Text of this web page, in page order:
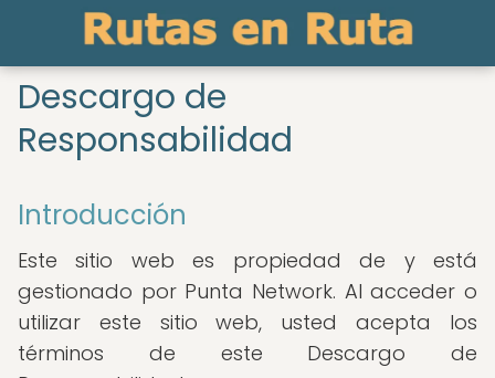
Descargo de
Responsabilidad
Introducción
Este sitio web es propiedad de y está
gestionado por Punta Network. Al acceder o
utilizar este sitio web, usted acepta los
términos de este Descargo de